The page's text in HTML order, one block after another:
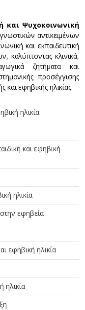
και Ψυχοκοινωνική
αντικειμένων
και εκπαιδευτική
καλύπτοντας κλινικά,
ζητήματα και
προσέγγισης
και εφηβικής ηλικίας.
ηλικία
και εφηβική
ηλικία
εφηβεία
εφηβική ηλικία
ηλικία